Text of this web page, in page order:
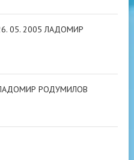
05. 2005 ЛАДОМИР
РОДУМИЛОВ